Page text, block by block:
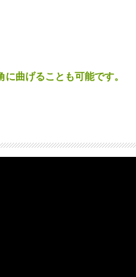
曲げることも可能です。